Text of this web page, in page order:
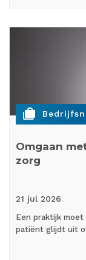
cases
Omgaan
zorg
21 jul 2026
Een praktijk
patiënt glijdt uit